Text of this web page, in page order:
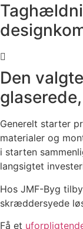
Den
Generelt starter
materialer og
i starten
langsigtet
Hos JMF-Byg
skræddersyede
Få et